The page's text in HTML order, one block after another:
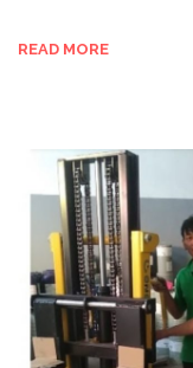
READ MORE